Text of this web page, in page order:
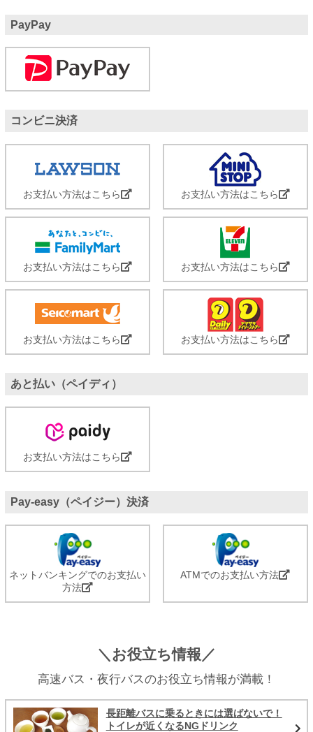
PayPay
コンビニ決済
お支払い方法はこちら お支払い方法はこちら
お支払い方法はこちら お支払い方法はこちら
お支払い方法はこちら お支払い方法はこちら
あと払い（ペイディ）
お支払い方法はこちら
Pay-easy（ペイジー）決済
ネットバンキングでのお支払い
方法
ATMでのお支払い方法
＼お役立ち情報／
高速バス・夜行バスのお役立ち情報が満載！
長距離バスに乗るときには選ばないで！
トイレが近くなるNGドリンク